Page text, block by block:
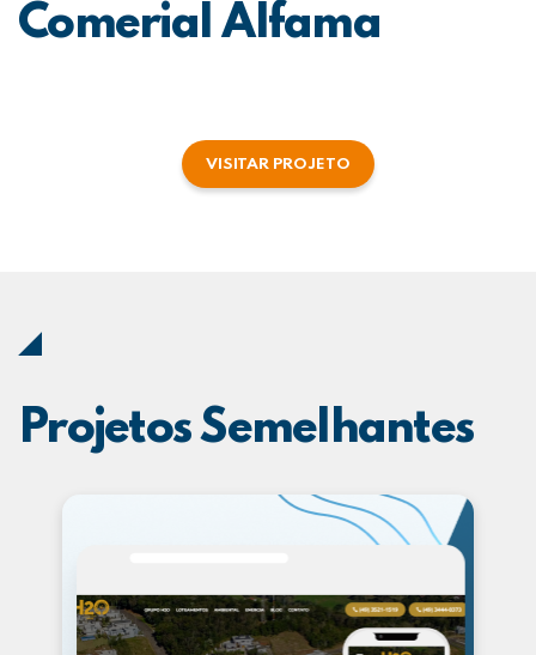
Comerial Alfama
VISITAR PROJETO
Projetos Semelhantes